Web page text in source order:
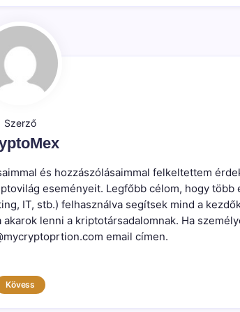
Szerző
és hozzászólásaimmal felkeltettem
eseményeit. Legfőbb célom, hogy több
IT, stb.) felhasználva segítsek mind a
lenni a kriptotársadalomnak. Ha
email címen.
Kövess